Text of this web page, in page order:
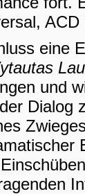
ACD
eine
und
Dialog